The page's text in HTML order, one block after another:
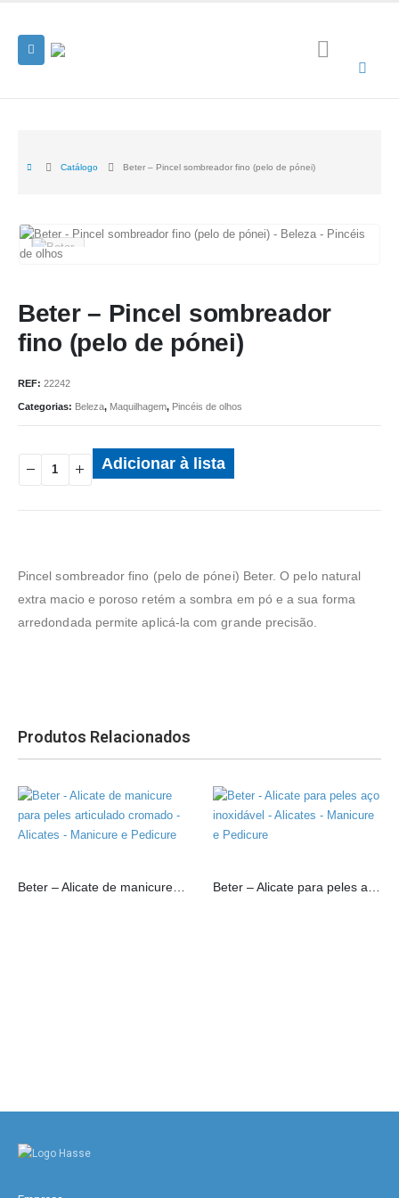
Catálogo Beter – Pincel sombreador fino (pelo de pónei)
Beter – Pincel sombreador
fino (pelo de pónei)
REF: 22242
Categorias: Beleza, Maquilhagem, Pincéis de olhos
Adicionar à lista
Pincel sombreador fino (pelo de pónei) Beter. O pelo natural
extra macio e poroso retém a sombra em pó e a sua forma
arredondada permite aplicá-la com grande precisão.
Produtos Relacionados
Beter – Alicate de manicure para peles articulado cromado Beter – Alicate para peles aço inoxidável